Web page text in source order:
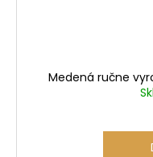
Medená ručne